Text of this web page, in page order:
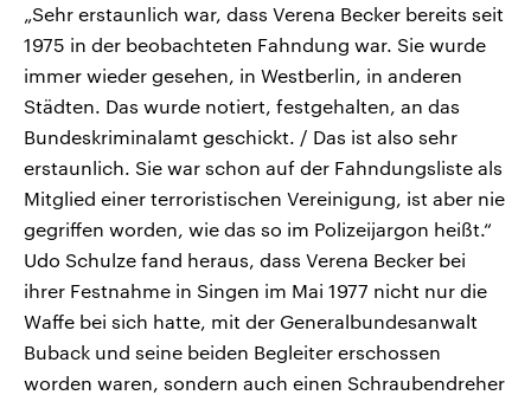
„Sehr erstaunlich war, dass Verena Becker bereits seit
1975 in der beobachteten Fahndung war. Sie wurde
immer wieder gesehen, in Westberlin, in anderen
Städten. Das wurde notiert, festgehalten, an das
Bundeskriminalamt geschickt. / Das ist also sehr
erstaunlich. Sie war schon auf der Fahndungsliste als
Mitglied einer terroristischen Vereinigung, ist aber nie
gegriffen worden, wie das so im Polizeijargon heißt.“
Udo Schulze fand heraus, dass Verena Becker bei
ihrer Festnahme in Singen im Mai 1977 nicht nur die
Waffe bei sich hatte, mit der Generalbundesanwalt
Buback und seine beiden Begleiter erschossen
worden waren, sondern auch einen Schraubendreher